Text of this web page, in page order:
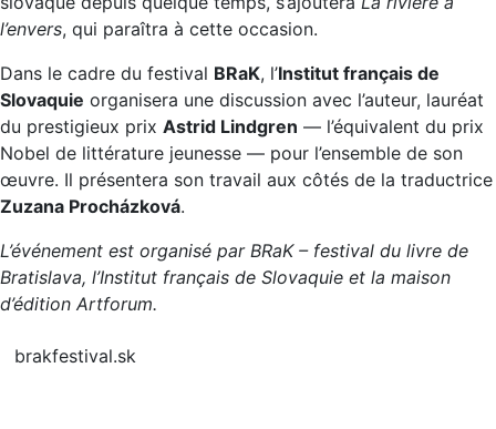
l’envers, qui paraîtra à cette occasion.
Dans le cadre du festival BRaK, l’Institut français de
Slovaquie organisera une discussion avec l’auteur, lauréat
du prestigieux prix Astrid Lindgren — l’équivalent du prix
Nobel de littérature jeunesse — pour l’ensemble de son
œuvre. Il présentera son travail aux côtés de la traductrice
Zuzana Procházková.
L’événement est organisé par BRaK – festival du livre de
Bratislava, l’Institut français de Slovaquie et la maison
d’édition Artforum.
brakfestival.sk